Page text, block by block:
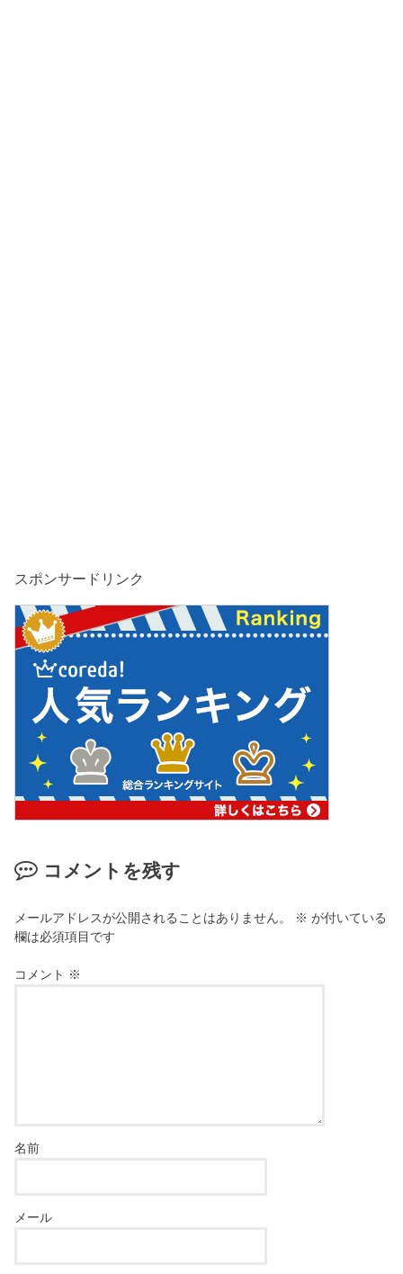
スポンサードリンク
コメントを残す
メールアドレスが公開されることはありません。 ※ が付いている
欄は必須項目です
コメント ※
名前
メール